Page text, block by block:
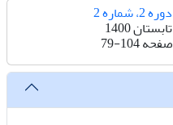
دوره 2، شماره 2
تابستان 1400
صفحه79-104